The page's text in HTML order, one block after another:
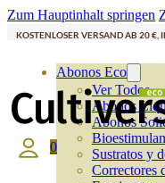
Zum Hauptinhalt springen
KOSTENLOSER VERSAND AB 20
Abonos Eco
Ver Todos
Abonos
Abonos
Sustratos y
Correctores
0